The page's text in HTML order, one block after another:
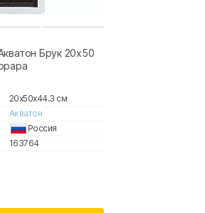
Брук 20х50
20x50x44.3 см
Акватон
Россия
163764